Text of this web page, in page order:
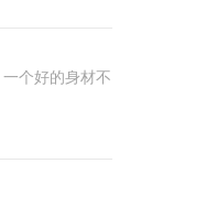
个好的身材不